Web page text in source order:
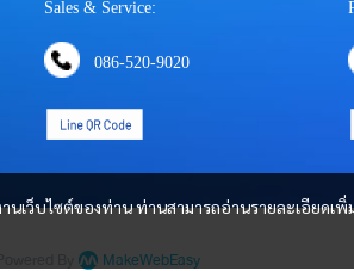
เว็บไซต์ของท่าน ท่านสามารถอ่านรายละเอียดเพิ่
Sales & Service:
086-520-9020
MakeWebEasy